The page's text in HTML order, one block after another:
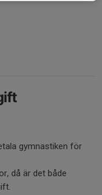
gymnastiken för
då är det både